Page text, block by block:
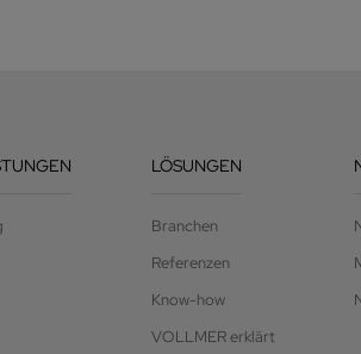
LÖSUNGEN
Branchen
Referenzen
Know-how
VOLLMER erklärt